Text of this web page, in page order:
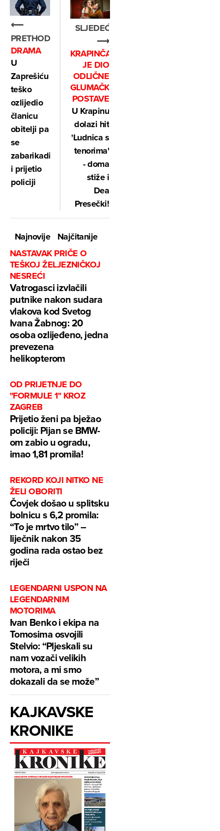
⟵
PRETHODNO
DRAMA
U
Zaprešiću
teško
ozlijedio
članicu
obitelji pa
se
zabarikadirao
i prijetio
policiji
SLJEDEĆE
⟶
KRAPINČANKA
JE DIO
ODLIČNE
GLUMAČKE
POSTAVE
U Krapinu
dolazi hit
'Ludnica s
tenorima'
- doma
stiže i
Dea
Presečki!
Najnovije
Najčitanije
NASTAVAK PRIČE O
TEŠKOJ ŽELJEZNIČKOJ
NESREĆI
Vatrogasci izvlačili
putnike nakon sudara
vlakova kod Svetog
Ivana Žabnog: 20
osoba ozlijeđeno, jedna
prevezena
helikopterom
OD PRIJETNJE DO
"FORMULE 1" KROZ
ZAGREB
Prijetio ženi pa bježao
policiji: Pijan se BMW-
om zabio u ogradu,
imao 1,81 promila!
REKORD KOJI NITKO NE
ŽELI OBORITI
Čovjek došao u splitsku
bolnicu s 6,2 promila:
“To je mrtvo tilo” –
liječnik nakon 35
godina rada ostao bez
riječi
LEGENDARNI USPON NA
LEGENDARNIM
MOTORIMA
Ivan Benko i ekipa na
Tomosima osvojili
Stelvio: “Pljeskali su
nam vozači velikih
motora, a mi smo
dokazali da se može”
KAJKAVSKE
KRONIKE